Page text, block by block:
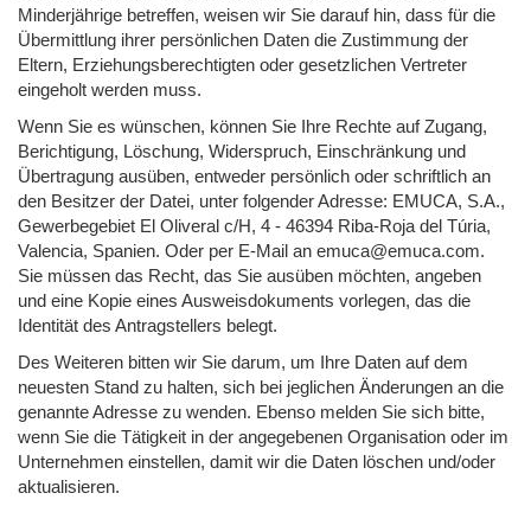
Minderjährige betreffen, weisen wir Sie darauf hin, dass für die
Übermittlung ihrer persönlichen Daten die Zustimmung der
Eltern, Erziehungsberechtigten oder gesetzlichen Vertreter
eingeholt werden muss.
Wenn Sie es wünschen, können Sie Ihre Rechte auf Zugang,
Berichtigung, Löschung, Widerspruch, Einschränkung und
Übertragung ausüben, entweder persönlich oder schriftlich an
den Besitzer der Datei, unter folgender Adresse: EMUCA, S.A.,
Gewerbegebiet El Oliveral c/H, 4 - 46394 Riba-Roja del Túria,
Valencia, Spanien. Oder per E-Mail an emuca@emuca.com.
Sie müssen das Recht, das Sie ausüben möchten, angeben
und eine Kopie eines Ausweisdokuments vorlegen, das die
Identität des Antragstellers belegt.
Des Weiteren bitten wir Sie darum, um Ihre Daten auf dem
neuesten Stand zu halten, sich bei jeglichen Änderungen an die
genannte Adresse zu wenden. Ebenso melden Sie sich bitte,
wenn Sie die Tätigkeit in der angegebenen Organisation oder im
Unternehmen einstellen, damit wir die Daten löschen und/oder
aktualisieren.